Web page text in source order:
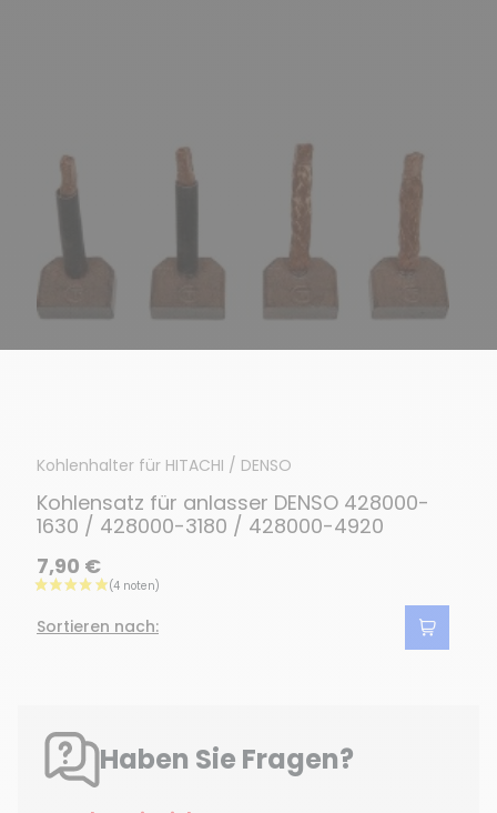
Kohlenhalter für HITACHI / DENSO
Kohlensatz für anlasser DENSO 428000-
1630 / 428000-3180 / 428000-4920
7,90 €
Sortieren nach:
Haben Sie Fragen?